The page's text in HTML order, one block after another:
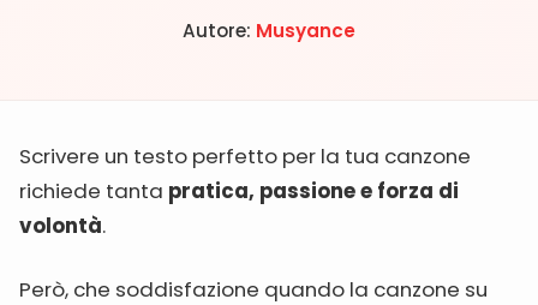
Autore: Musyance
Scrivere un testo perfetto per la tua canzone
richiede tanta pratica, passione e forza di
volontà.
Però, che soddisfazione quando la canzone su